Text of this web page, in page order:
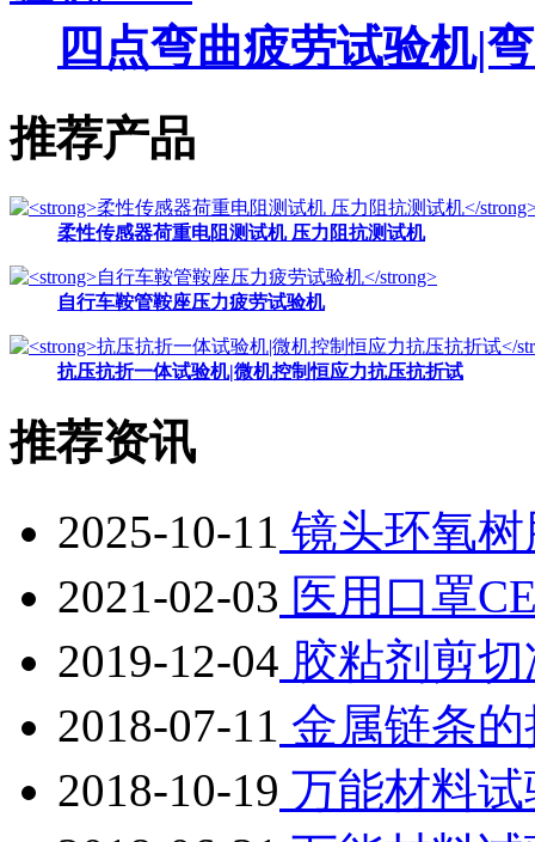
四点弯曲疲劳试验机|
推荐产品
柔性传感器荷重电阻测试机 压力阻抗测试机
自行车鞍管鞍座压力疲劳试验机
抗压抗折一体试验机|微机控制恒应力抗压抗折试
推荐资讯
2025-10-11 镜头环氧
2021-02-03 医用口罩
2019-12-04 胶粘剂剪
2018-07-11 金属链条
2018-10-19 万能材料